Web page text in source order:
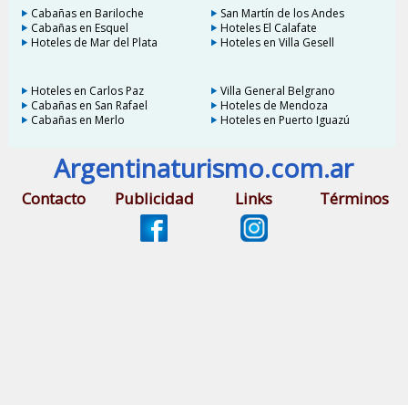
Cabañas en Bariloche
San Martín de los Andes
Cabañas en Esquel
Hoteles El Calafate
Hoteles de Mar del Plata
Hoteles en Villa Gesell
Hoteles en Carlos Paz
Villa General Belgrano
Cabañas en San Rafael
Hoteles de Mendoza
Cabañas en Merlo
Hoteles en Puerto Iguazú
Argentinaturismo.com.ar
Contacto Publicidad Links Términos